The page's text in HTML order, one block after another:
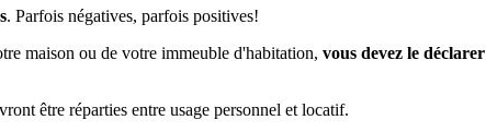
. Parfois négatives, parfois positives!
maison ou de votre immeuble d'habitation, vous devez le déclarer
être réparties entre usage personnel et locatif.